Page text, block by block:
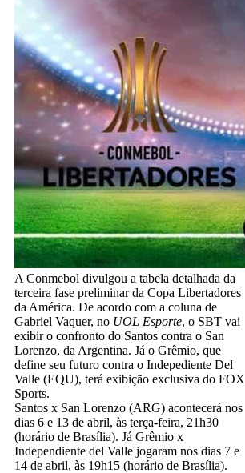
A Conmebol divulgou a tabela detalhada da
terceira fase preliminar da Copa Libertadores
da América. De acordo com a coluna de
Gabriel Vaquer, no UOL Esporte, o SBT vai
exibir o confronto do Santos contra o San
Lorenzo, da Argentina. Já o Grêmio, que
define seu futuro contra o Indepediente Del
Valle (EQU), terá exibição exclusiva do FOX
Sports.
Santos x San Lorenzo (ARG) acontecerá nos
dias 6 e 13 de abril, às terça-feira, 21h30
(horário de Brasília). Já Grêmio x
Independiente del Valle jogaram nos dias 7 e
14 de abril, às 19h15 (horário de Brasília).